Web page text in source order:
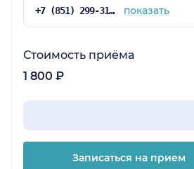
+7 (851) 299-31-86 показать
Стоимость приёма
1 800 ₽
Записаться на прием